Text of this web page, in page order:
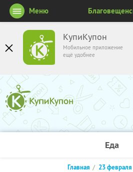
КупиКупон
Мобильное приложение
ещё удобнее
Меню
Еда
Главная 23 февраля